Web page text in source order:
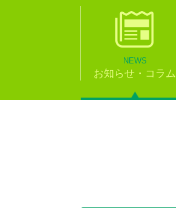
NEWS
お知らせ・コラム